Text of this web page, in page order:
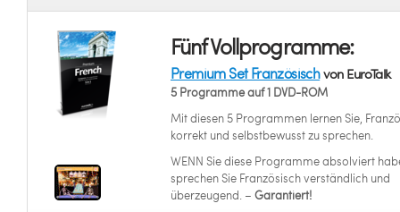
Fünf Vollprogramme:
Premium Set Französischvon EuroTalk
5 Programme auf 1 DVD-ROM
Mit diesen 5 Programmen lernen Sie,
korrekt und selbstbewusst zu sprechen.
WENN Sie diese Programme absolviert
sprechen Sie Französisch verständlich und
überzeugend. – Garantiert!